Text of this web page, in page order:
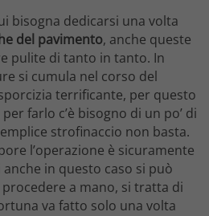
bisogna dedicarsi una volta
del pavimento, anche queste
pulite di tanto in tanto. In
si cumula nel corso del
terrificante, per questo
farlo c’è bisogno di un po’ di
strofinaccio non basta.
l’operazione è sicuramente
in questo caso si può
a mano, si tratta di
va fatto solo una volta